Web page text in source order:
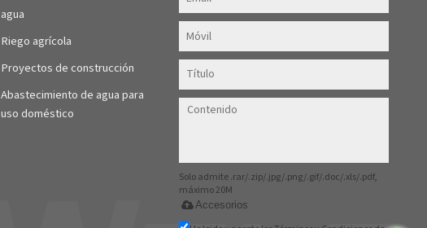
agua
Riego agrícola
Proyectos de construcción
Abastecimiento de agua para
uso doméstico
Solo admite .rar/.zip/.jpg/.png/.gif/.doc/.xls/.pdf,
máximo 20M
Accesorios